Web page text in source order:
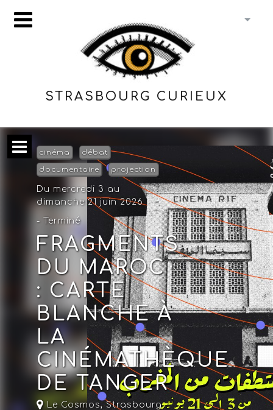
STRASBOURG CURIEUX
cinéma débat
documentaire projection
Du mercredi 3 au
dimanche 21 juin 2026
- Terminé
FRAGMENTS
DU MAROC
: CARTE
BLANCHE À
LA
CINÉMATHÈQUE
DE TANGER
Le Cosmos,Strasbourg